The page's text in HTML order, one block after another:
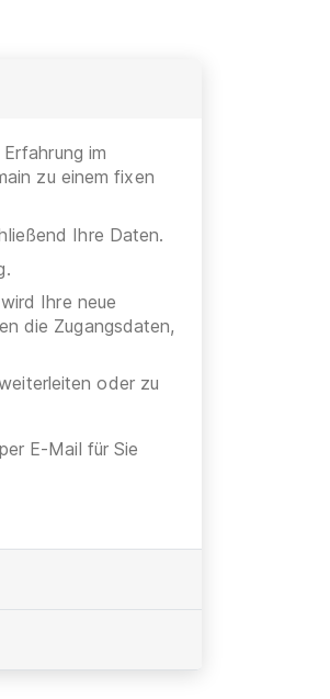
im
zu einem fixen
Ihre Daten.
Ihre neue
die Zugangsdaten,
oder zu
E-Mail für Sie